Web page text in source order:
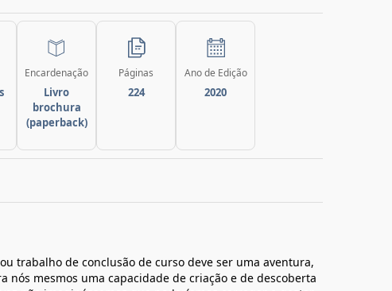
Encardenação
Livro
brochura
(paperback)
Páginas
224
Ano de Edição
2020
trabalho de conclusão de curso deve ser uma aventura,
nós mesmos uma capacidade de criação e de descoberta